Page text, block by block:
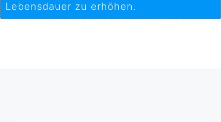
Lebensdauer zu erhöhen.